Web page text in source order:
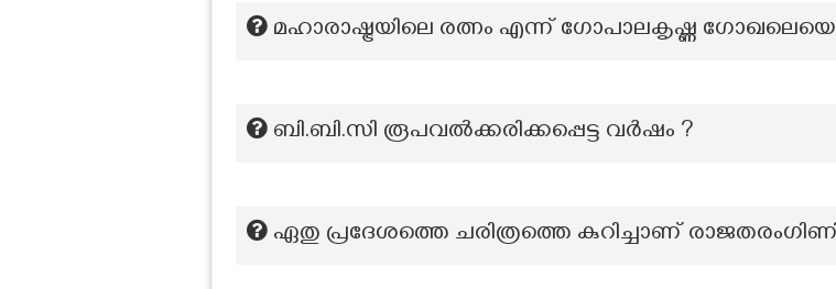
മഹാരാഷ്ട്രയിലെ രത്നം എന്ന് ഗോപാലകൃഷ്ണ ഗോഖലെയെ
ബി.ബി.സി രൂപവൽക്കരിക്കപ്പെട്ട വർഷം ?
ഏതു പ്രദേശത്തെ ചരിത്രത്തെ കുറിച്ചാണ് രാജതരംഗിണി